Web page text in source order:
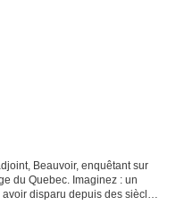
Beauvoir, enquêtant sur
du Quebec. Imaginez : un
disparu depuis des siècles,